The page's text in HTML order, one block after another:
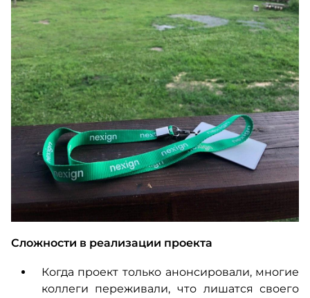
Сложности в реализации проекта
Когда проект только анонсировали, многие
коллеги переживали, что лишатся своего